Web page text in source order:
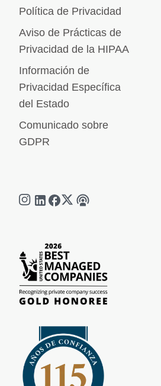
Política de Privacidad
Aviso de Prácticas de
Privacidad de la HIPAA
Información de
Privacidad Específica
del Estado
Comunicado sobre
GDPR